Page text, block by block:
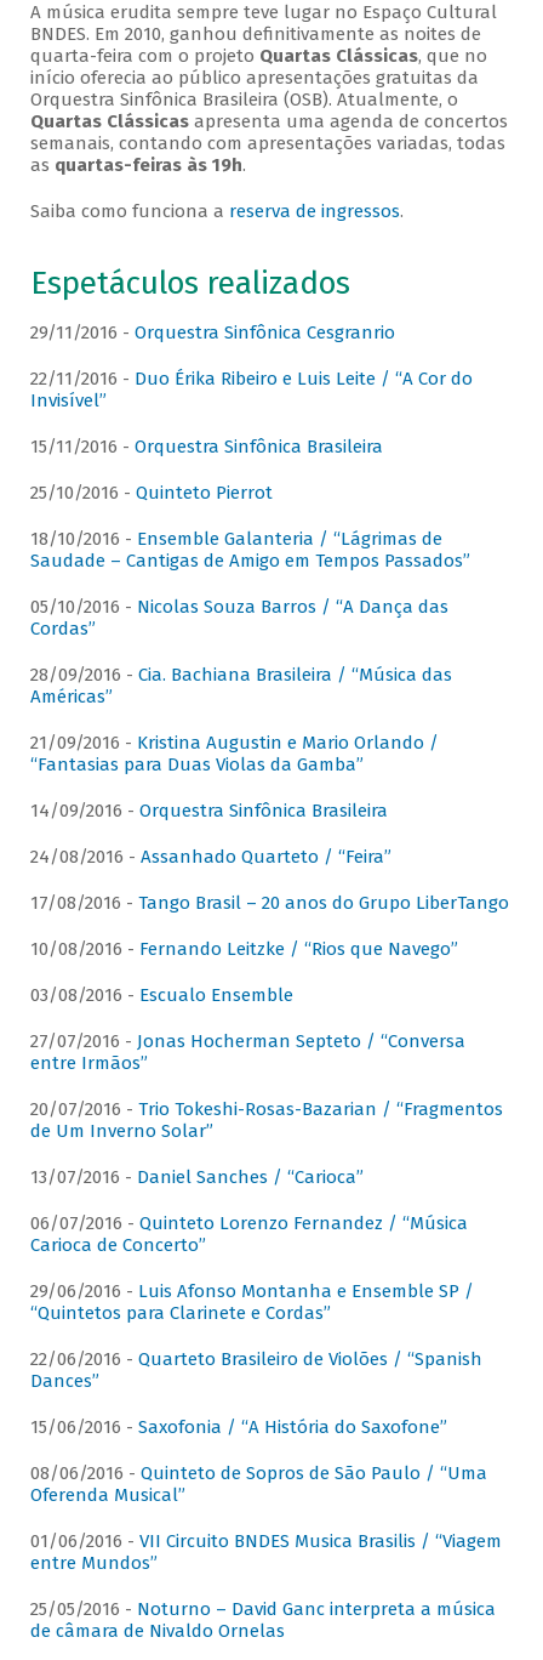
A música erudita sempre teve lugar no Espaço Cultural
BNDES. Em 2010, ganhou definitivamente as noites de
quarta-feira com o projeto Quartas Clássicas, que no
início oferecia ao público apresentações gratuitas da
Orquestra Sinfônica Brasileira (OSB). Atualmente, o
Quartas Clássicasapresenta uma agenda de concertos
semanais, contando com apresentações variadas, todas
as quartas-feiras às 19h.
Saiba como funciona a reserva de ingressos.
Espetáculos realizados
29/11/2016 - Orquestra Sinfônica Cesgranrio
22/11/2016 - Duo Érika Ribeiro e Luis Leite / “A Cor do
Invisível”
15/11/2016 - Orquestra Sinfônica Brasileira
25/10/2016 - Quinteto Pierrot
18/10/2016 - Ensemble Galanteria / “Lágrimas de
Saudade – Cantigas de Amigo em Tempos Passados”
05/10/2016 - Nicolas Souza Barros / “A Dança das
Cordas”
28/09/2016 - Cia. Bachiana Brasileira / “Música das
Américas”
21/09/2016 - Kristina Augustin e Mario Orlando /
“Fantasias para Duas Violas da Gamba”
14/09/2016 - Orquestra Sinfônica Brasileira
24/08/2016 - Assanhado Quarteto / “Feira”
17/08/2016 - Tango Brasil – 20 anos do Grupo LiberTango
10/08/2016 - Fernando Leitzke / “Rios que Navego”
03/08/2016 - Escualo Ensemble
27/07/2016 - Jonas Hocherman Septeto / “Conversa
entre Irmãos”
20/07/2016 - Trio Tokeshi-Rosas-Bazarian / “Fragmentos
de Um Inverno Solar”
13/07/2016 - Daniel Sanches / “Carioca”
06/07/2016 - Quinteto Lorenzo Fernandez / “Música
Carioca de Concerto”
29/06/2016 - Luis Afonso Montanha e Ensemble SP /
“Quintetos para Clarinete e Cordas”
22/06/2016 - Quarteto Brasileiro de Violões / “Spanish
Dances”
15/06/2016 - Saxofonia / “A História do Saxofone”
08/06/2016 - Quinteto de Sopros de São Paulo / “Uma
Oferenda Musical”
01/06/2016 - VII Circuito BNDES Musica Brasilis / “Viagem
entre Mundos”
25/05/2016 - Noturno – David Ganc interpreta a música
de câmara de Nivaldo Ornelas